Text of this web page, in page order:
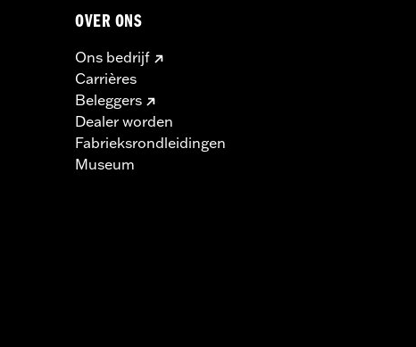
OVER ONS
Ons bedrijf
Carrières
Beleggers
Dealer worden
Fabrieksrondleidingen
Museum